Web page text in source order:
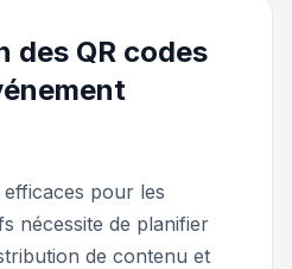
des QR codes
pour les
nécessite de planifier
de contenu et